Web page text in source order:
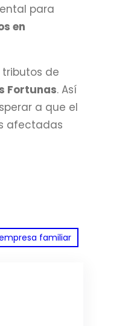
para
en
de
Fortunas. Así
a que el
afectadas
familiar